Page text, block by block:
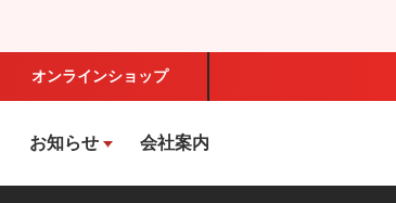
オンラインショップ
お知らせ 会社案内